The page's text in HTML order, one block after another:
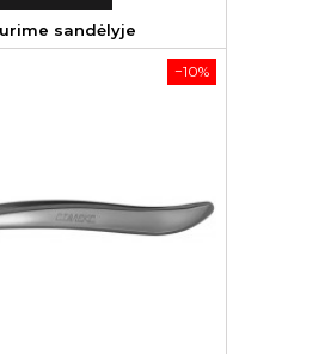
sandėlyje
−10%